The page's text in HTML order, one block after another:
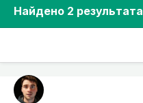
Найдено 2 результата